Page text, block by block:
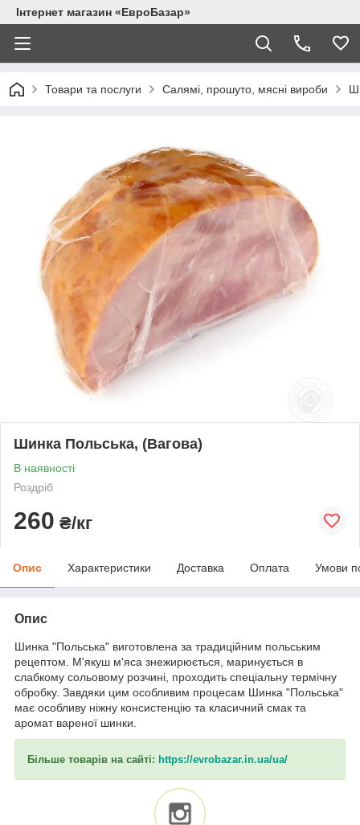
Інтернет магазин «ЕвроБазар»
Товари та послуги Салямі, прошуто, мясні вироби
Шинка Польська, (Вагова)
В наявності
Роздріб
260 ₴/кг
Опис Характеристики Доставка Оплата Умови
Опис
Шинка "Польська" виготовлена ​​за традиційним польським
рецептом. М'якуш м'яса знежирюється, маринується в
слабкому сольовому розчині, проходить спеціальну термічну
обробку. Завдяки цим особливим процесам Шинка "Польська"
має особливу ніжну консистенцію та класичний смак та
аромат вареної шинки.
Більше товарів на сайті: https://evrobazar.in.ua/ua/